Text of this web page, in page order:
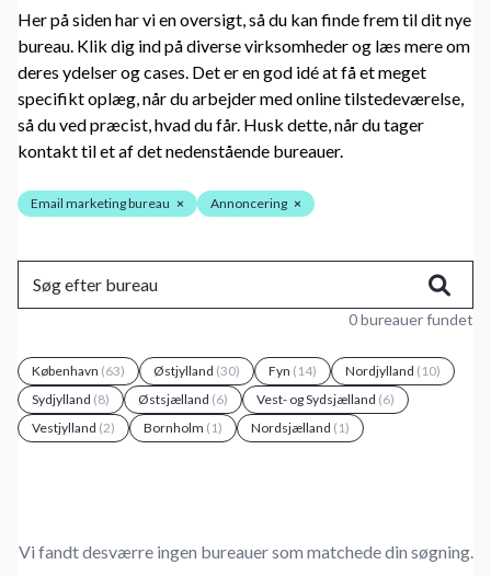
Her på siden har vi en oversigt, så du kan finde frem til dit nye
bureau. Klik dig ind på diverse virksomheder og læs mere om
deres ydelser og cases. Det er en god idé at få et meget
specifikt oplæg, når du arbejder med online tilstedeværelse,
så du ved præcist, hvad du får. Husk dette, når du tager
kontakt til et af det nedenstående bureauer.
Email marketing bureau × Annoncering ×
0 bureauer fundet
København (63) Østjylland (30) Fyn (14) Nordjylland (10)
Sydjylland (8) Østsjælland (6) Vest- og Sydsjælland (6)
Vestjylland (2) Bornholm (1) Nordsjælland (1)
Vi fandt desværre ingen bureauer som matchede din søgning.